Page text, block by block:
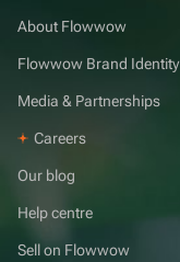
About Flowwow
Flowwow Brand Identity
Media & Partnerships
Careers
Our blog
Help centre
Sell on Flowwow